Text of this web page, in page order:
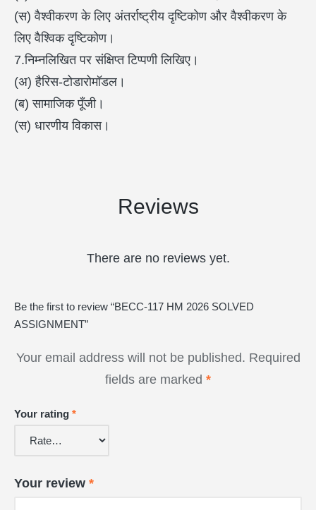
(स) वैश्वीकरण के लिए अंतर्राष्ट्रीय दृष्टिकोण और वैश्वीकरण के
लिए वैश्विक दृष्टिकोण।
7.निम्नलिखित पर संक्षिप्त टिप्पणी लिखिए।
(अ) हैरिस-टोडारोमॉडल।
(ब) सामाजिक पूँजी।
(स) धारणीय विकास।
Reviews
There are no reviews yet.
Be the first to review “BECC-117 HM 2026 SOLVED
ASSIGNMENT”
Your email address will not be published. Required
fields are marked *
Your rating *
Your review *